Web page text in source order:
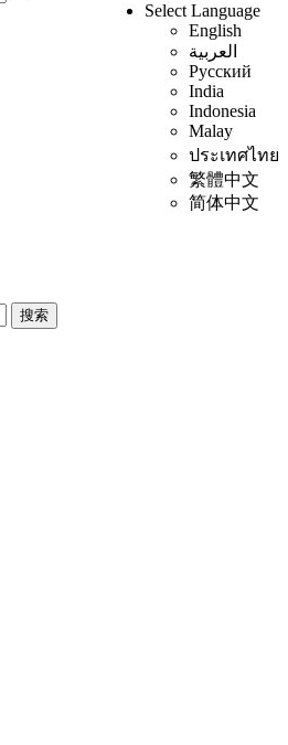
Select Language
English
العربية
Русский
India
Indonesia
Malay
ประเทศไทย
繁體中文
简体中文